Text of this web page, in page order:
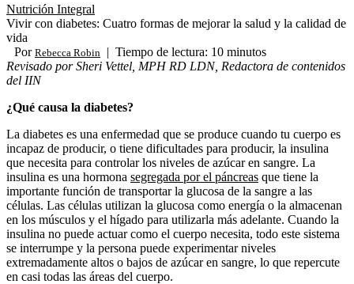
Nutrición Integral
Vivir con diabetes: Cuatro formas de mejorar la salud y la calidad de
vida
Por Rebecca Robin | Tiempo de lectura: 10 minutos
Revisado por Sheri Vettel, MPH RD LDN, Redactora de contenidos
del IIN
¿Qué causa la diabetes?
La diabetes es una enfermedad que se produce cuando tu cuerpo es
incapaz de producir, o tiene dificultades para producir, la insulina
que necesita para controlar los niveles de azúcar en sangre. La
insulina es una hormona segregada por el páncreas que tiene la
importante función de transportar la glucosa de la sangre a las
células. Las células utilizan la glucosa como energía o la almacenan
en los músculos y el hígado para utilizarla más adelante. Cuando la
insulina no puede actuar como el cuerpo necesita, todo este sistema
se interrumpe y la persona puede experimentar niveles
extremadamente altos o bajos de azúcar en sangre, lo que repercute
en casi todas las áreas del cuerpo.